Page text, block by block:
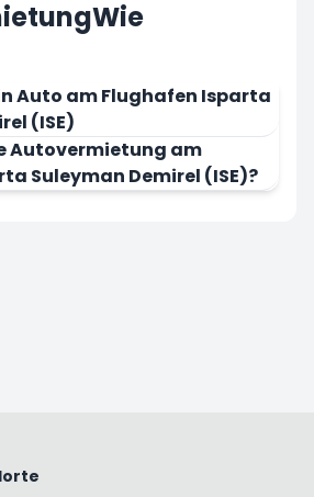
Auto am Flughafen Isparta
(ISE)
Autovermietung am
Suleyman Demirel (ISE)?